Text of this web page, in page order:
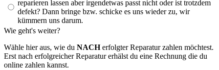
reparieren lassen aber irgendetwas passt nicht oder ist trotzdem
defekt? Dann bringe bzw. schicke es uns wieder zu, wir
kümmern uns darum.
Wie geht's weiter?
Wähle hier aus, wie du NACHerfolgter Reparatur zahlen möchtest.
Erst nach erfolgreicher Reparatur erhälst du eine Rechnung die du
online zahlen kannst.